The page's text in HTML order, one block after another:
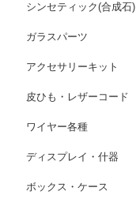
シンセティック(合成石)
ガラスパーツ
アクセサリーキット
皮ひも・レザーコード
ワイヤー各種
ディスプレイ・什器
ボックス・ケース